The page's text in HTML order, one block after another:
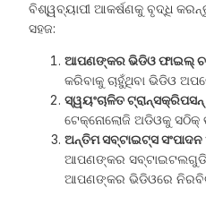
ବିଶ୍ୱବ୍ୟାପୀ ଆକର୍ଷଣକୁ ବୃଦ୍ଧି
ସହଜ:
ଆପଣଙ୍କର ଭିଡିଓ ଫାଇଲ୍
କରିବାକୁ ଚାହୁଁଥିବା ଭିଡିଓ
ସ୍ୱୟଂଚାଳିତ
ଟେକ୍ନୋଲୋଜି ଅଡିଓକୁ ସଠିକ୍
ଅନ୍ତିମ ସବ୍ଟାଇଟ୍ସ
ଆପଣଙ୍କର
ଆପଣଙ୍କର ଭିଡିଓରେ